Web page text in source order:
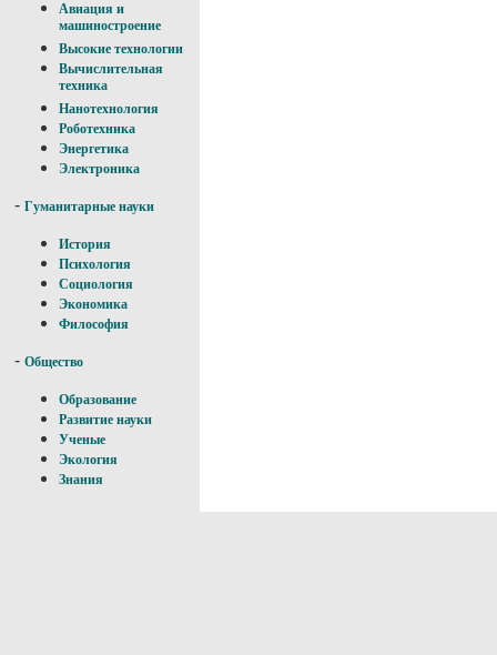
Авиация и
машиностроение
Высокие технологии
Вычислительная
техника
Нанотехнология
Роботехника
Энергетика
Электроника
- Гуманитарные науки
История
Психология
Социология
Экономика
Философия
- Общество
Образование
Развитие науки
Ученые
Экология
Знания